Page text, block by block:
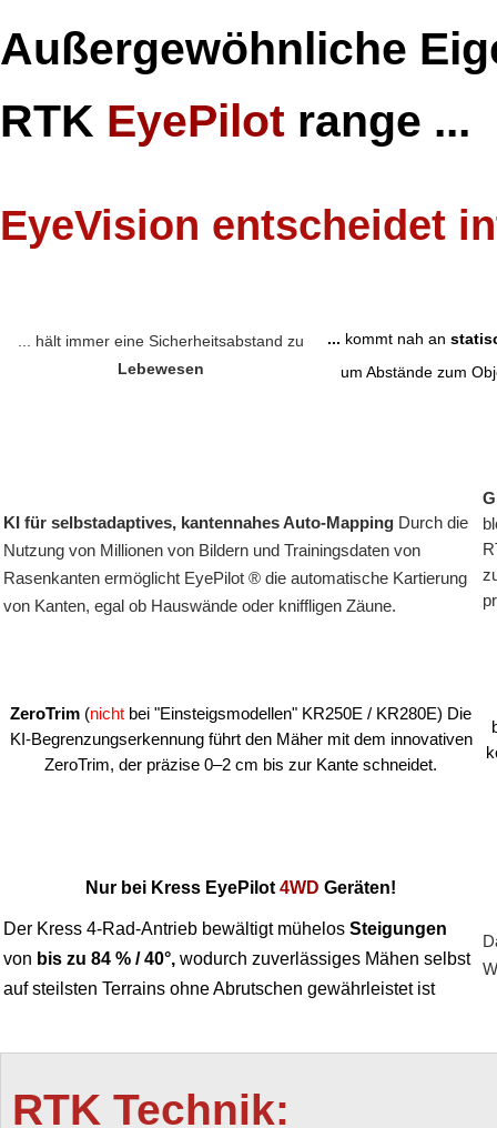
Außergewöhnliche
RTK EyePilot range ...
EyeVision entscheidet
... hält immer eine Sicherheitsabstand zu
Lebewesen
... kommt nah an
um Abstände zum
KI für selbstadaptives, kantennahes Auto-Mapping Durch die
Nutzung von Millionen von Bildern und Trainingsdaten von
Rasenkanten ermöglicht EyePilot ® die automatische Kartierung
von Kanten, egal ob Hauswände oder kniffligen Zäune.
ZeroTrim (nicht bei "Einsteigsmodellen" KR250E / KR280E) Die
KI-Begrenzungserkennung führt den Mäher mit dem innovativen
ZeroTrim, der präzise 0–2 cm bis zur Kante schneidet.
Nur bei Kress EyePilot 4WD Geräten!
Der Kress 4-Rad-Antrieb bewältigt mühelos Steigungen
von bis zu 84 % / 40°, wodurch zuverlässiges Mähen selbst
auf steilsten Terrains ohne Abrutschen gewährleistet ist
RTK Technik: